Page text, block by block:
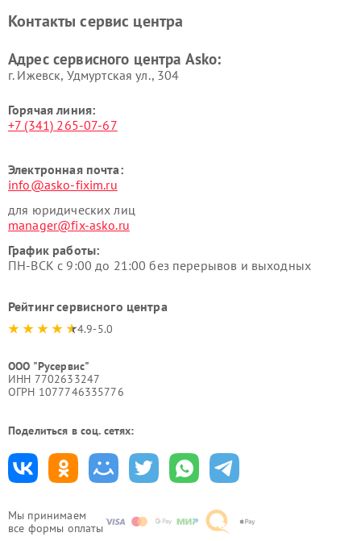
Мы принимаем
все формы оплаты
Ремонт подогревателей
Ремонт промышленных
Asko
Контакты сервис центра
Адрес сервисного центра Asko:
г. Ижевск, Удмуртская ул., 304
Горячая линия:
+7 (341) 265-07-67
Электронная почта:
info@asko-fixim.ru
для юридических лиц
manager@fix-asko.ru
График работы:
ПН-ВСК с 9:00 до 21:00 без перерывов и выходных
Рейтинг сервисного центра
4.9-5.0
ООО "Русервис"
ИНН 7702633247
ОГРН 1077746335776
Поделиться в соц. сетях: